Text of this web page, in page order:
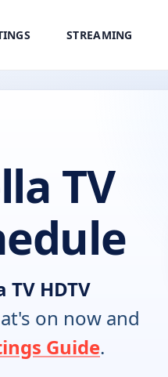
STREAMING
TV
TV HDTV
on now and
Guide.